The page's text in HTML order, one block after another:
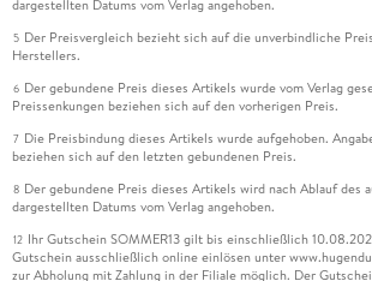
dargestellten Datums vom Verlag angehoben.
5 Der Preisvergleich bezieht sich auf die unverbindliche
Herstellers.
6 Der gebundene Preis dieses Artikels wurde vom Verlag
Preissenkungen beziehen sich auf den vorherigen Preis.
7 Die Preisbindung dieses Artikels wurde aufgehoben.
beziehen sich auf den letzten gebundenen Preis.
8 Der gebundene Preis dieses Artikels wird nach Ablauf des
dargestellten Datums vom Verlag angehoben.
12 Ihr Gutschein SOMMER13 gilt bis einschließlich
Gutschein ausschließlich online einlösen unter
zur Abholung mit Zahlung in der Filiale möglich. Der